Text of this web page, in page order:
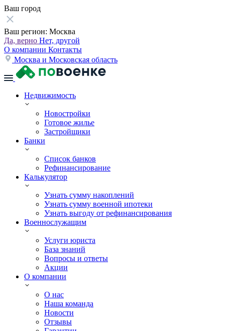
Ваш город
Ваш регион: Москва
Да, верно Нет, другой
О компании Контакты
Москва и Московская область
Недвижимость
Новостройки
Готовое жилье
Застройщики
Банки
Список банков
Рефинансирование
Калькулятор
Узнать сумму накоплений
Узнать сумму военной ипотеки
Узнать выгоду от рефинансирования
Военнослужащим
Услуги юриста
База знаний
Вопросы и ответы
Акции
О компании
О нас
Наша команда
Новости
Отзывы